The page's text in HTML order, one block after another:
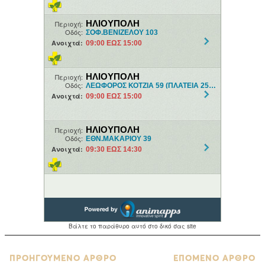
ΠΡΟΗΓΟΥΜΕΝΟ ΑΡΘΡΟ
ΕΠΟΜΕΝΟ ΑΡΘΡΟ